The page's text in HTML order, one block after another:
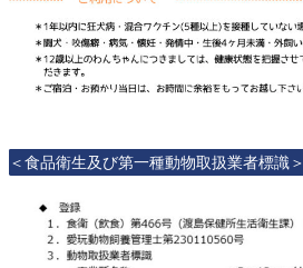
＜食品衛生及び第一種動物取扱業者標識＞